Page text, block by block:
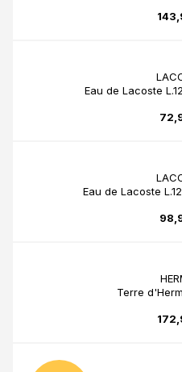
Eau de Lacoste
Eau de Lacoste
Terre